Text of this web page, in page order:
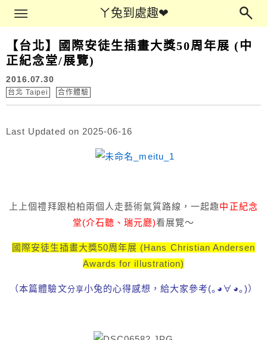
ㄚ兔到處趣❤
Main Menu
【台北】國際安徒生插畫大獎50周年展 (中
正紀念堂/展覽)
2016.07.30
台北 Taipei 合作體驗
Last Updated on 2025-06-16
上上個禮拜跟柏柏兩個人走藝術氣質路線，一起趣中正紀念
堂(介石聽、瑞元廳)看展覽～
國際安徒生插畫大獎50周年展 (Hans Christian Andersen
Awards for illustration)
（本篇體驗文分享小兔的心得感想，給大家參考(｡◕∀◕｡)）